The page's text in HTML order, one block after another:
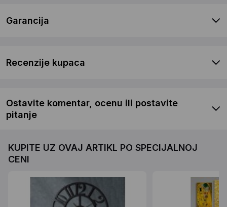
Garancija
Recenzije kupaca
Ostavite komentar, ocenu ili postavite
pitanje
KUPITE UZ OVAJ ARTIKL PO SPECIJALNOJ
CENI